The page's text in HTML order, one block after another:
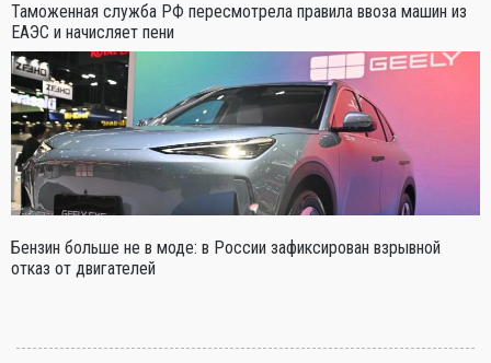
Таможенная служба РФ пересмотрела правила ввоза машин из
ЕАЭС и начисляет пени
Бензин больше не в моде: в России зафиксирован взрывной
отказ от двигателей